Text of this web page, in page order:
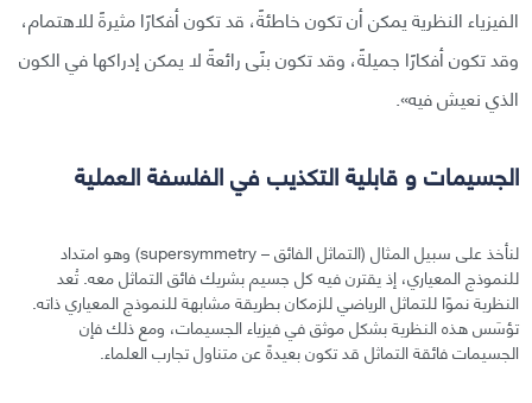
الفيزياء النظرية يمكن أن تكون خاطئةً، قد تكون أفكارًا مثيرةً للاهتمام،
وقد تكون أفكارًا جميلةً، وقد تكون بنًى رائعةً لا يمكن إدراكها في الكون
الذي نعيش فيه».
الجسيمات و قابلية التكذيب في الفلسفة العملية
لنأخذ على سبيل المثال (التماثل الفائق – supersymmetry) وهو امتداد
للنموذج المعياري، إذ يقترن فيه كل جسيم بشريك فائق التماثل معه. تُعد
النظرية نموًا للتماثل الرياضي للزمكان بطريقة مشابهة للنموذج المعياري ذاته.
تؤسَس هذه النظرية بشكل موثق في فيزياء الجسيمات، ومع ذلك فإن
الجسيمات فائقة التماثل قد تكون بعيدةً عن متناول تجارب العلماء.